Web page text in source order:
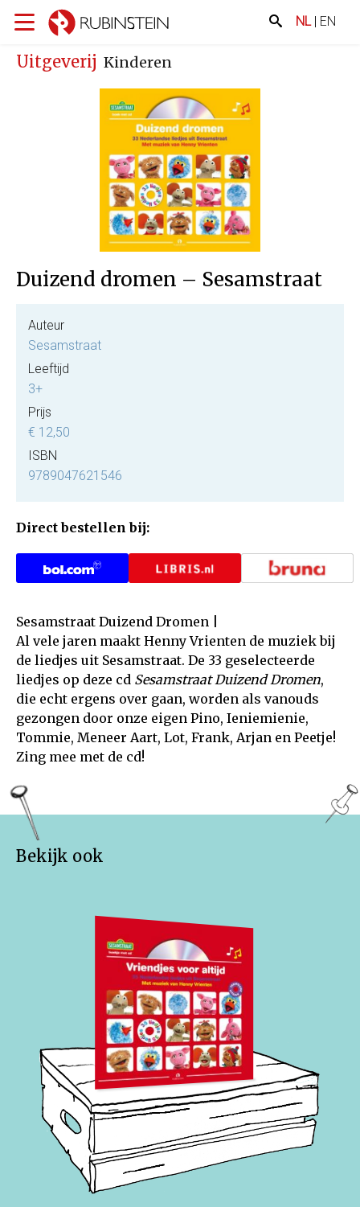
NL| EN
Uitgeverij Kinderen
Duizend dromen – Sesamstraat
Auteur
Sesamstraat
Leeftijd
3+
Prijs
€ 12,50
ISBN
9789047621546
Direct bestellen bij:
Sesamstraat Duizend Dromen |
Al vele jaren maakt Henny Vrienten de muziek bij
de liedjes uit Sesamstraat. De 33 geselecteerde
liedjes op deze cd Sesamstraat Duizend Dromen,
die echt ergens over gaan, worden als vanouds
gezongen door onze eigen Pino, Ieniemienie,
Tommie, Meneer Aart, Lot, Frank, Arjan en Peetje!
Zing mee met de cd!
Bekijk ook